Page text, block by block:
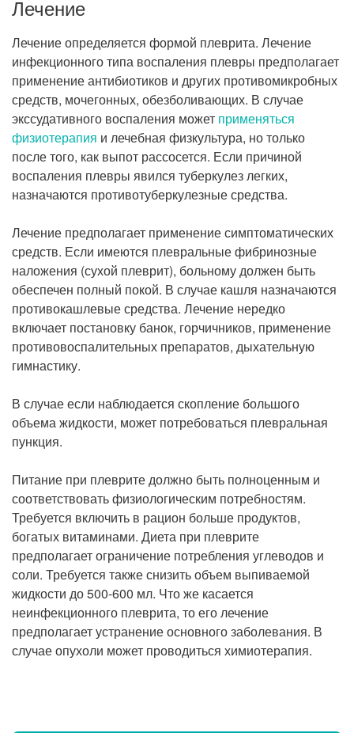
Лечение
Лечение определяется формой плеврита. Лечение
инфекционного типа воспаления плевры предполагает
применение антибиотиков и других противомикробных
средств, мочегонных, обезболивающих. В случае
экссудативного воспаления может применяться
физиотерапия и лечебная физкультура, но только
после того, как выпот рассосется. Если причиной
воспаления плевры явился туберкулез легких,
назначаются противотуберкулезные средства.
Лечение предполагает применение симптоматических
средств. Если имеются плевральные фибринозные
наложения (сухой плеврит), больному должен быть
обеспечен полный покой. В случае кашля назначаются
противокашлевые средства. Лечение нередко
включает постановку банок, горчичников, применение
противовоспалительных препаратов, дыхательную
гимнастику.
В случае если наблюдается скопление большого
объема жидкости, может потребоваться плевральная
пункция.
Питание при плеврите должно быть полноценным и
соответствовать физиологическим потребностям.
Требуется включить в рацион больше продуктов,
богатых витаминами. Диета при плеврите
предполагает ограничение потребления углеводов и
соли. Требуется также снизить объем выпиваемой
жидкости до 500-600 мл. Что же касается
неинфекционного плеврита, то его лечение
предполагает устранение основного заболевания. В
случае опухоли может проводиться химиотерапия.